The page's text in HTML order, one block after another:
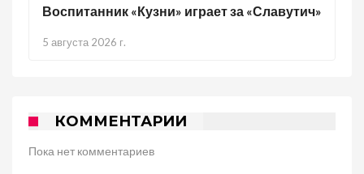
Воспитанник «Кузни» играет за «Славутич»
5 августа 2026 г.
КОММЕНТАРИИ
Пока нет комментариев